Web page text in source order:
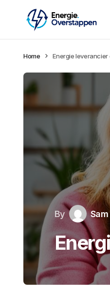
Home Energie
By